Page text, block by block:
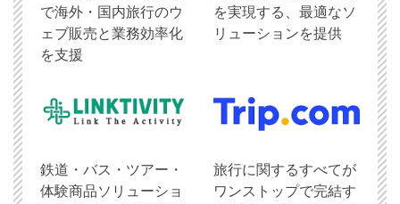
で海外・国内旅行のウ
ェブ販売と業務効率化
を支援
を実現する、最適なソ
リューションを提供
鉄道・バス・ツアー・
体験商品ソリューショ
旅行に関するすべてが
ワンストップで完結す